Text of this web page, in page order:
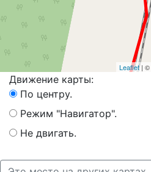
Leaflet| ©
Движение карты:
По центру.
Режим "Навигатор".
Не двигать.